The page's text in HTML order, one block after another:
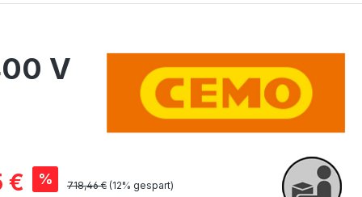
V
€ % Regulärer Preis:
718,46 € (12% gespart)